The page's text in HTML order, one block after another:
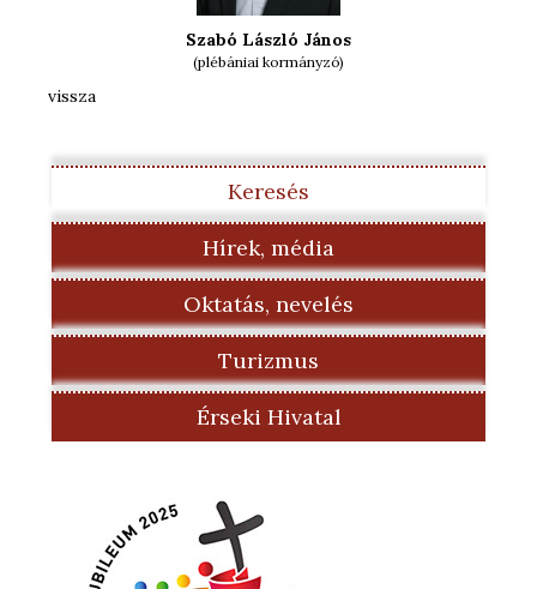
Szabó László János
(plébániai kormányzó)
vissza
Keresés
Hírek, média
Oktatás, nevelés
Turizmus
Érseki Hivatal